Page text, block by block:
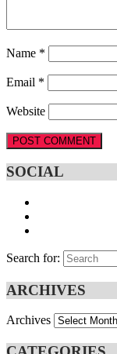
Name *
Email *
Website
SOCIAL
Search for:
ARCHIVES
Archives